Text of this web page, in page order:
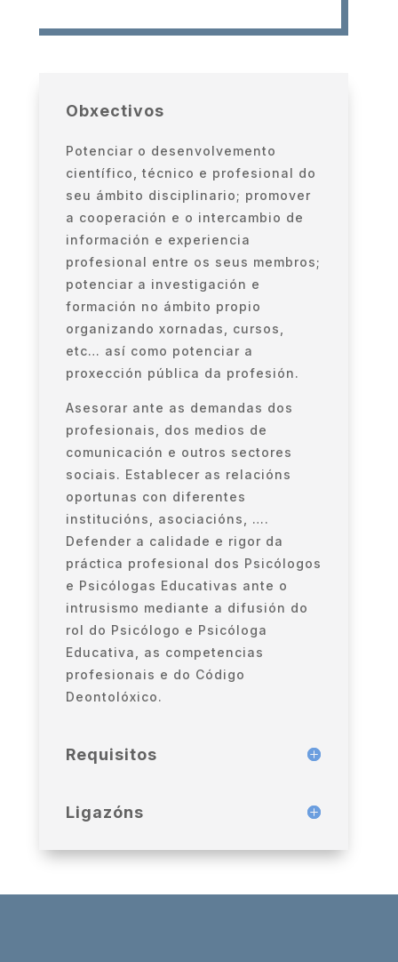
Obxectivos
Potenciar o desenvolvemento
científico, técnico e profesional do
seu ámbito disciplinario; promover
a cooperación e o intercambio de
información e experiencia
profesional entre os seus membros;
potenciar a investigación e
formación no ámbito propio
organizando xornadas, cursos,
etc… así como potenciar a
proxección pública da profesión.
Asesorar ante as demandas dos
profesionais, dos medios de
comunicación e outros sectores
sociais. Establecer as relacións
oportunas con diferentes
institucións, asociacións, ….
Defender a calidade e rigor da
práctica profesional dos Psicólogos
e Psicólogas Educativas ante o
intrusismo mediante a difusión do
rol do Psicólogo e Psicóloga
Educativa, as competencias
profesionais e do Código
Deontolóxico.
Requisitos
Ligazóns